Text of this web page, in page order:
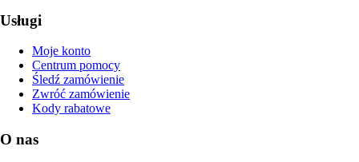
Usługi
Moje konto
Centrum pomocy
Śledź zamówienie
Zwróć zamówienie
Kody rabatowe
O nas